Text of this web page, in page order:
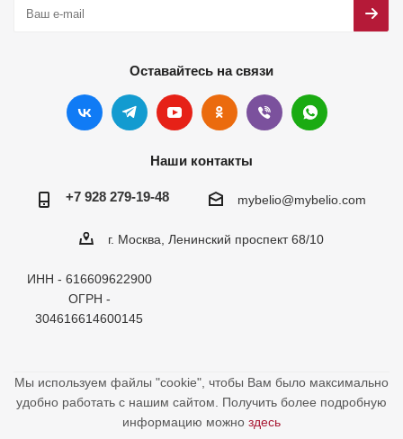
Оставайтесь на связи
Наши контакты
+7 928 279-19-48 mybelio@mybelio.com
г. Москва, Ленинский проспект 68/10
ИНН - 616609622900
ОГРН -
304616614600145
Мы используем файлы "cookie", чтобы Вам было максимально
удобно работать с нашим сайтом. Получить более подробную
информацию можно здесь